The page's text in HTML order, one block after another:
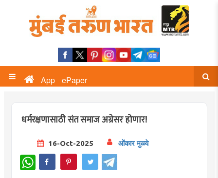
App ePaper
धर्मरक्षणासाठी संत समाज अग्रेसर होणार!
16-Oct-2025 ओंकार मुळ्ये
WhatsApp